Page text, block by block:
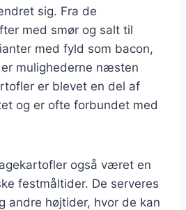
sig. Fra de
med smør og salt til
med fyld som bacon,
mulighederne næsten
er blevet en del af
og er ofte forbundet med
også været en
festmåltider. De serveres
andre højtider, hvor de kan